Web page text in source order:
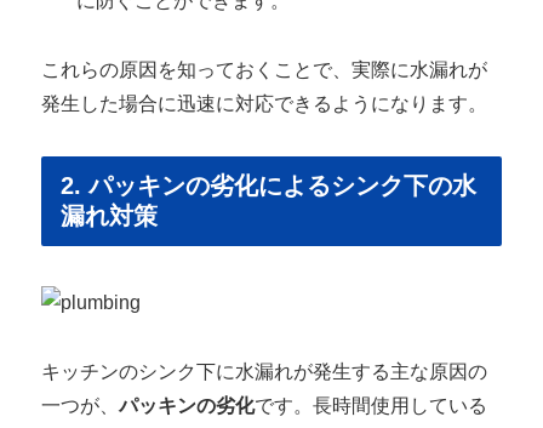
これらの原因を知っておくことで、実際に水漏れが
発生した場合に迅速に対応できるようになります。
2. パッキンの劣化によるシンク下の水
漏れ対策
キッチンのシンク下に水漏れが発生する主な原因の
一つが、パッキンの劣化です。長時間使用している